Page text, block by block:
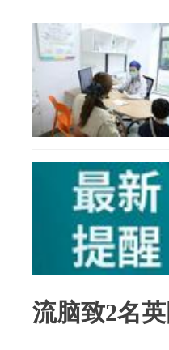
流脑致2名